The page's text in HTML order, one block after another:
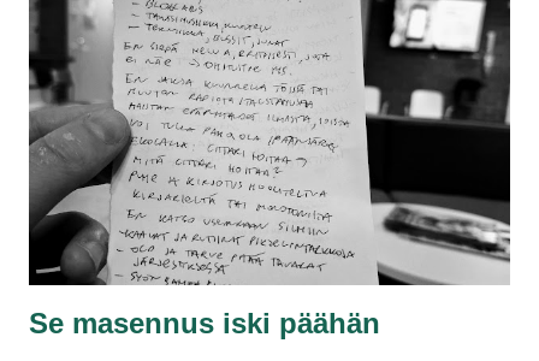
Se masennus iski päähän